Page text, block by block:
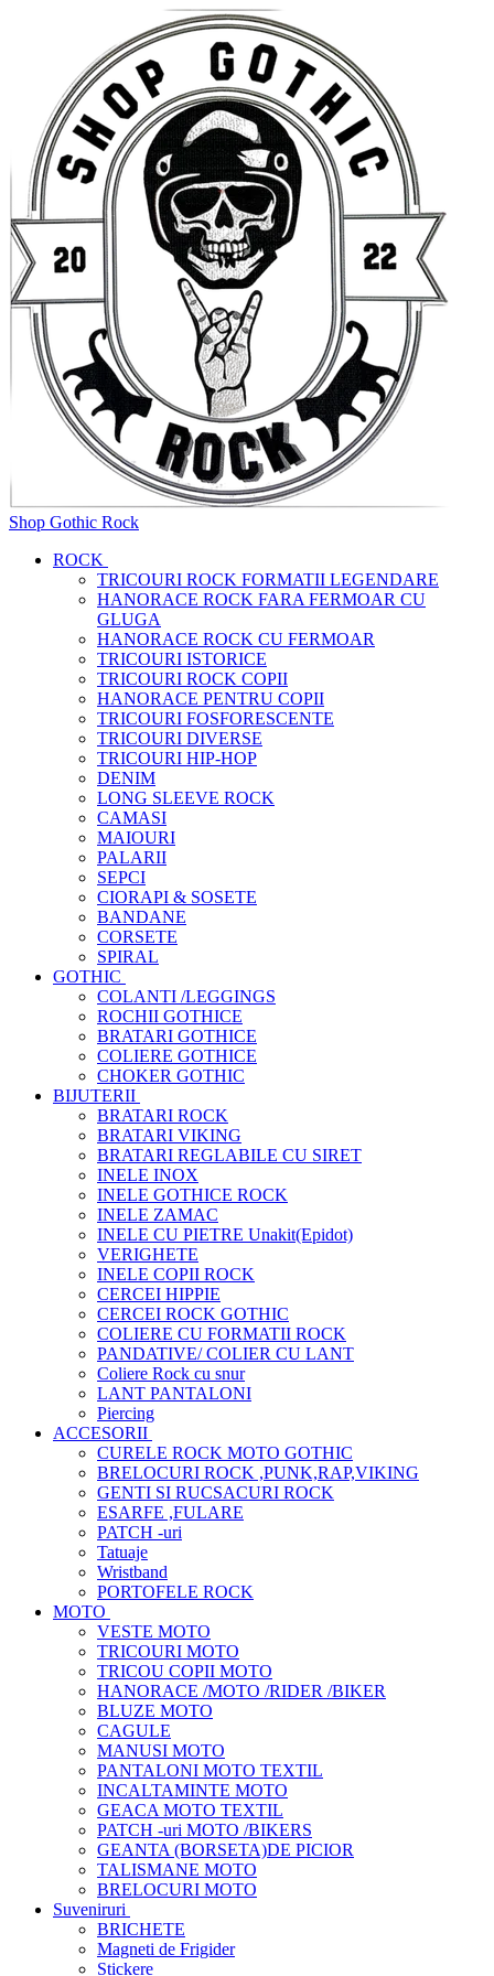
Shop Gothic Rock
ROCK
TRICOURI ROCK FORMATII LEGENDARE
HANORACE ROCK FARA FERMOAR CU
GLUGA
HANORACE ROCK CU FERMOAR
TRICOURI ISTORICE
TRICOURI ROCK COPII
HANORACE PENTRU COPII
TRICOURI FOSFORESCENTE
TRICOURI DIVERSE
TRICOURI HIP-HOP
DENIM
LONG SLEEVE ROCK
CAMASI
MAIOURI
PALARII
SEPCI
CIORAPI & SOSETE
BANDANE
CORSETE
SPIRAL
GOTHIC
COLANTI /LEGGINGS
ROCHII GOTHICE
BRATARI GOTHICE
COLIERE GOTHICE
CHOKER GOTHIC
BIJUTERII
BRATARI ROCK
BRATARI VIKING
BRATARI REGLABILE CU SIRET
INELE INOX
INELE GOTHICE ROCK
INELE ZAMAC
INELE CU PIETRE Unakit(Epidot)
VERIGHETE
INELE COPII ROCK
CERCEI HIPPIE
CERCEI ROCK GOTHIC
COLIERE CU FORMATII ROCK
PANDATIVE/ COLIER CU LANT
Coliere Rock cu snur
LANT PANTALONI
Piercing
ACCESORII
CURELE ROCK MOTO GOTHIC
BRELOCURI ROCK ,PUNK,RAP,VIKING
GENTI SI RUCSACURI ROCK
ESARFE ,FULARE
PATCH -uri
Tatuaje
Wristband
PORTOFELE ROCK
MOTO
VESTE MOTO
TRICOURI MOTO
TRICOU COPII MOTO
HANORACE /MOTO /RIDER /BIKER
BLUZE MOTO
CAGULE
MANUSI MOTO
PANTALONI MOTO TEXTIL
INCALTAMINTE MOTO
GEACA MOTO TEXTIL
PATCH -uri MOTO /BIKERS
GEANTA (BORSETA)DE PICIOR
TALISMANE MOTO
BRELOCURI MOTO
Suveniruri
BRICHETE
Magneti de Frigider
Stickere